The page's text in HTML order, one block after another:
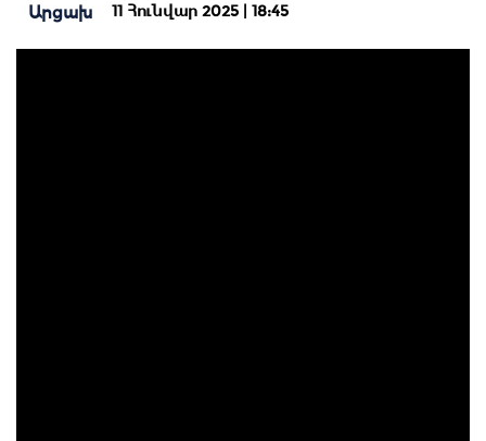
Արցախ 11 Հունվար 2025 | 18:45